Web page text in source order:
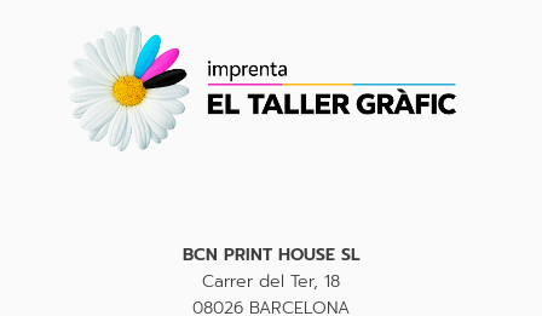
BCN PRINT HOUSE SL
Carrer del Ter, 18
08026 BARCELONA